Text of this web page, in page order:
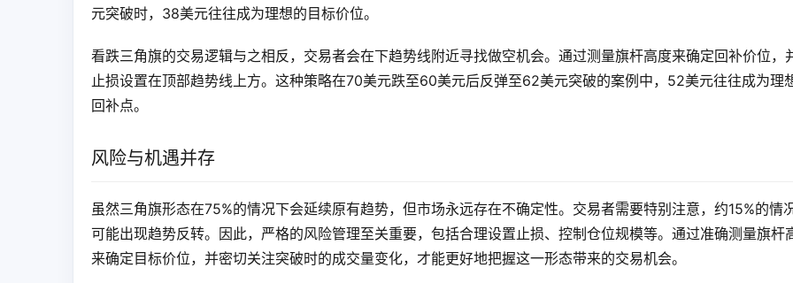
元突破时，38美元往往成为理想的目标价位。
看跌三角旗的交易逻辑与之相反，交易者会在下趋势线附近寻找做空机会。通过测量旗杆高度来确定回补价位，
止损设置在顶部趋势线上方。这种策略在70美元跌至60美元后反弹至62美元突破的案例中，52美元往往成为理
回补点。
风险与机遇并存
虽然三角旗形态在75%的情况下会延续原有趋势，但市场永远存在不确定性。交易者需要特别注意，约15%的情
可能出现趋势反转。因此，严格的风险管理至关重要，包括合理设置止损、控制仓位规模等。通过准确测量旗杆
来确定目标价位，并密切关注突破时的成交量变化，才能更好地把握这一形态带来的交易机会。